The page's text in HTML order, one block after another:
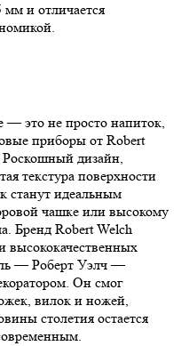
и отличается
— это не просто напиток,
приборы от Robert
Роскошный дизайн,
текстура поверхности
станут идеальным
чашке или высокому
Бренд Robert Welch
высококачественных
— Роберт Уэлч —
Он смог
вилок и ножей,
столетия остается